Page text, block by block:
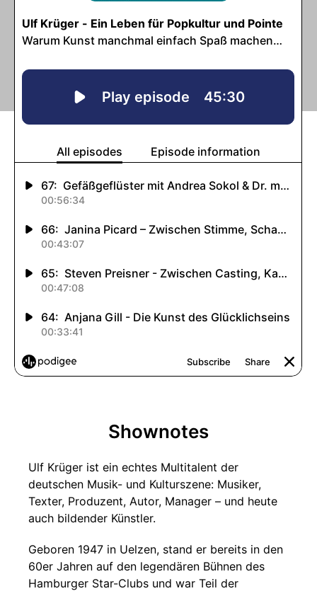
Shownotes
Ulf Krüger ist ein echtes Multitalent der
deutschen Musik- und Kulturszene: Musiker,
Texter, Produzent, Autor, Manager – und heute
auch bildender Künstler.
Geboren 1947 in Uelzen, stand er bereits in den
60er Jahren auf den legendären Bühnen des
Hamburger Star-Clubs und war Teil der